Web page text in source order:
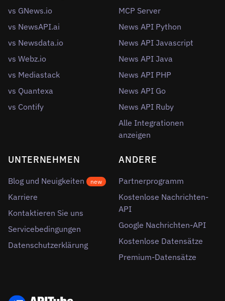
vs GNews.io
vs NewsAPI.ai
vs Newsdata.io
vs Webz.io
vs Mediastack
vs Quantexa
vs Contify
MCP Server
News API Python
News API Javascript
News API Java
News API PHP
News API Go
News API Ruby
Alle Integrationen
anzeigen
UNTERNEHMEN
Blog und Neuigkeiten new
Karriere
Kontaktieren Sie uns
Servicebedingungen
Datenschutzerklärung
ANDERE
Partnerprogramm
Kostenlose Nachrichten-
API
Google Nachrichten-API
Kostenlose Datensätze
Premium-Datensätze